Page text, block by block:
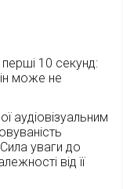
10 секунд:
може не
аудіовізуальним
уваги до
від її